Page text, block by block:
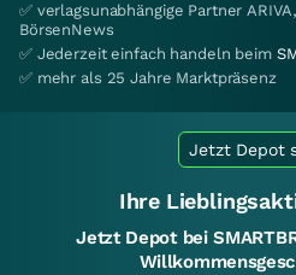
✅ verlagsunabhängige Partner
BörsenNews
✅ Jederzeit einfach handeln beim
✅ mehr als 25 Jahre Marktpräsenz
Jetzt Depot
Ihre
Jetzt Depot bei